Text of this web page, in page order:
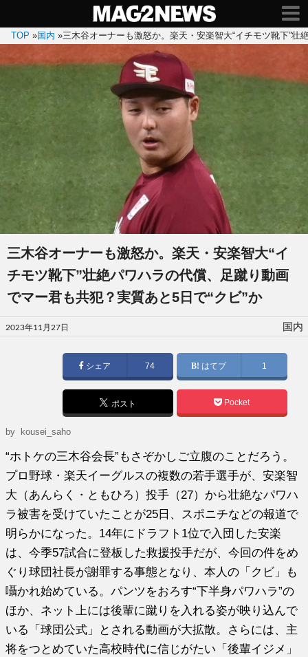
TOP »国内 »三木谷オーナーも激怒か。楽天・安楽智大“イチモツ靴下”
三木谷オーナーも激怒か。楽天・安楽智大“イ
チモツ靴下”壮絶パワハラの代償、足蹴り動画
でマー君も共犯？実質あと5日で“クビ”か
投
稿
2023年11月27日 国内
シェア 74 はてブ 1
ポスト Pocket
by kousei_saho
“ホトケの三木谷会長”もさぞかしご立腹のことだろう。
プロ野球・楽天イーグルスの複数の若手選手が、安楽智
大（あんらく・ともひろ）投手（27）から壮絶なパワハ
ラ被害を受けていたことが25日、スポニチなどの報道で
明らかになった。14年にドラフト1位で入団した安楽
は、今季57試合に登板した救援投手だが、今回の件をめ
ぐり球団社長が謝罪する事態となり、本人の「クビ」も
囁かれ始めている。パンツをおろす“下半身パワハラ”の
ほか、ネット上には後輩に蹴りを入れる姿が映り込んで
いる「球団公式」とされる動画が大拡散。さらには、主
将をつとめていた高校時代に信じがたい「後輩イジメ」